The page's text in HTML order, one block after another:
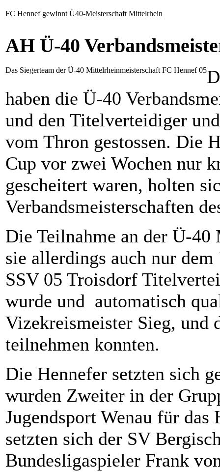
FC Hennef gewinnt Ü40-Meisterschaft Mittelrhein
AH Ü-40
Das Siegerteam der Ü-40 Mittelrheinmeisterschaft FC Hennef 05
haben die Ü-40
und den Titelverteidiger
vom Thron gestossen. Die
Cup vor zwei Wochen nur
gescheitert waren, holten
Verbandsmeisterschaften
Die Teilnahme an der Ü-
sie allerdings auch nur
SSV 05 Troisdorf
wurde und automatisch
Vizekreismeister Sieg, und
teilnehmen konnten.
Die Hennefer setzten sich
wurden Zweiter in der
Jugendsport Wenau für
setzten sich der SV
Bundesligaspieler Frank